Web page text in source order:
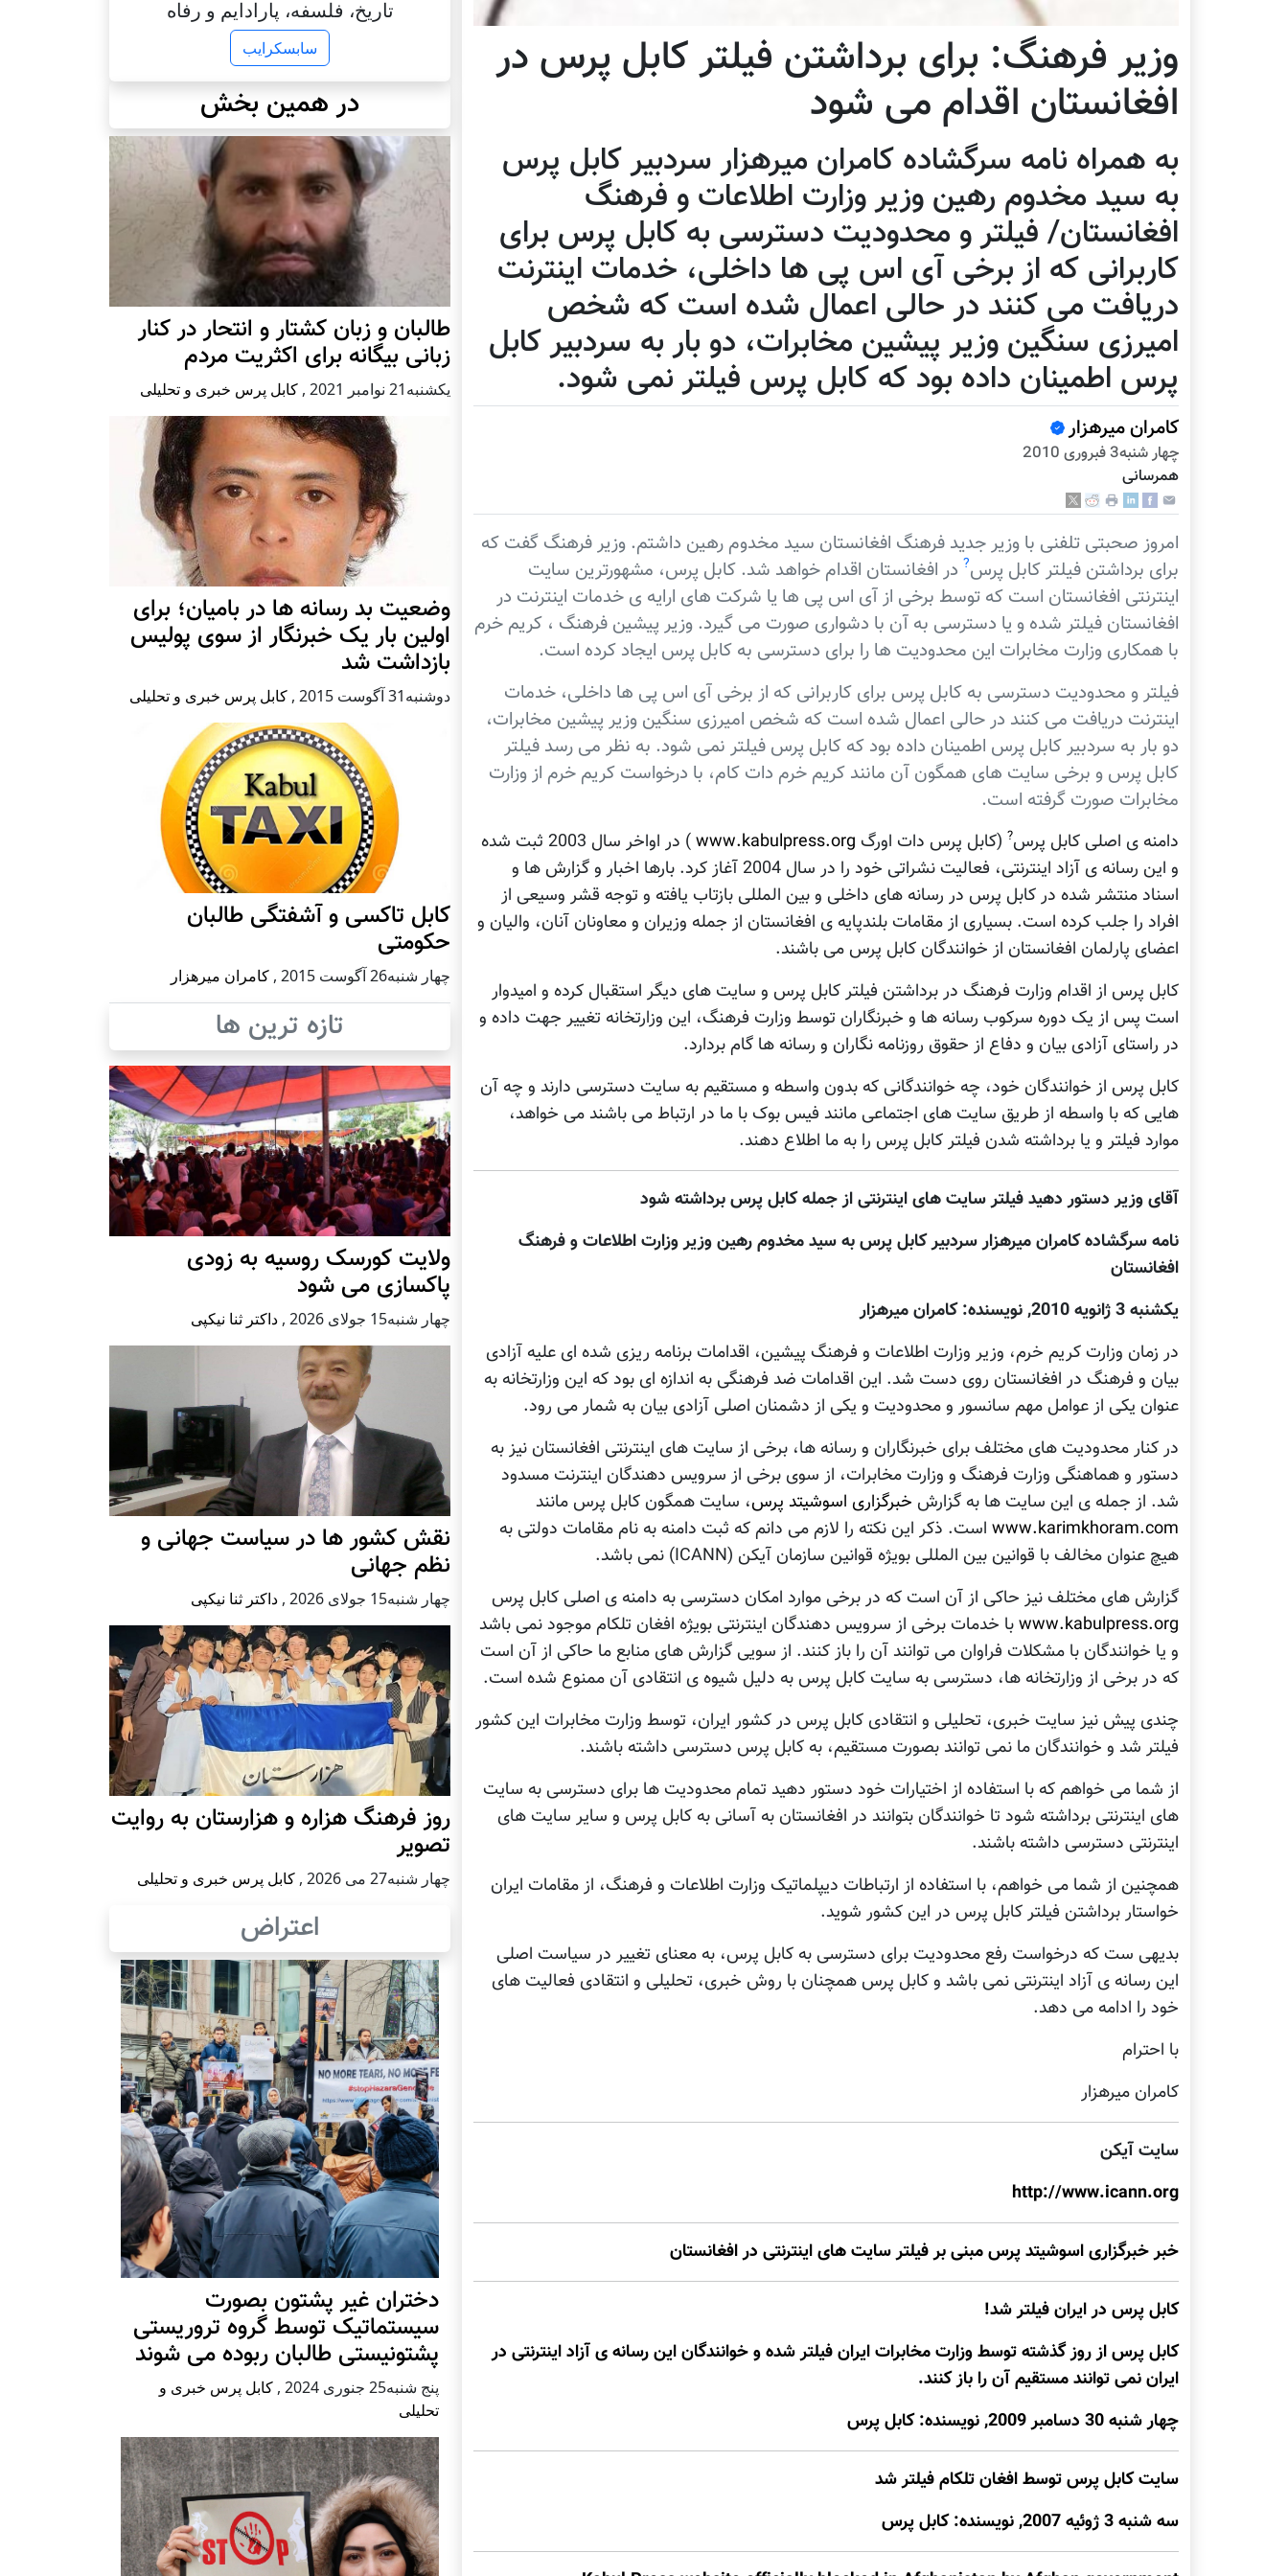
وزیر فرهنگ: برای برداشتن فیلتر کابل پرس در
افغانستان اقدام می شود
به همراه نامه سرگشاده کامران میرهزار سردبیر کابل پرس
به سید مخدوم رهین وزیر وزارت اطلاعات و فرهنگ
افغانستان/ فیلتر و محدودیت دسترسی به کابل پرس برای
کاربرانی که از برخی آی اس پی ها داخلی، خدمات اينترنت
دريافت می کنند در حالی اعمال شده است که شخص
امیرزی سنگین وزیر پيشین مخابرات، دو بار به سردبیر کابل
پرس اطمینان داده بود که کابل پرس فیلتر نمی شود.
کامران میرهزار
چهار شنبه3 فبروری 2010
همرسانی
امروز صحبتی تلفنی با وزیر جدید فرهنگ افغانستان سید مخدوم رهین داشتم. وزیر فرهنگ گفت که
برای برداشتن فیلتر کابل پرس? در افغانستان اقدام خواهد شد. کابل پرس، مشهورترین سایت
اينترنتی افغانستان است که توسط برخی از آی اس پی ها يا شرکت های ارایه ی خدمات اينترنت در
افغانستان فيلتر شده و یا دسترسی به آن با دشواری صورت می گیرد. وزیر پیشین فرهنگ ، کریم خرم
با همکاری وزارت مخابرات این محدودیت ها را برای دسترسی به کابل پرس ایجاد کرده است.
فیلتر و محدودیت دسترسی به کابل پرس برای کاربرانی که از برخی آی اس پی ها داخلی، خدمات
اينترنت دريافت می کنند در حالی اعمال شده است که شخص امیرزی سنگین وزیر پيشین مخابرات،
دو بار به سردبیر کابل پرس اطمینان داده بود که کابل پرس فیلتر نمی شود. به نظر می رسد فيلتر
کابل پرس و برخی سایت های همگون آن مانند کريم خرم دات کام، با درخواست کریم خرم از وزارت
مخابرات صورت گرفته است.
دامنه ی اصلی کابل پرس? (کابل پرس دات اورگ www.kabulpress.org
) در اواخر سال 2003 ثبت شده
و این رسانه ی آزاد اينترنتی، فعالیت نشراتی خود را در سال 2004 آغاز کرد. بارها اخبار و گزارش ها و
اسناد منتشر شده در کابل پرس در رسانه های داخلی و بين المللی بازتاب يافته و توجه قشر وسیعی از
افراد را جلب کرده است. بسیاری از مقامات بلندپایه ی افغانستان از جمله وزيران و معاونان آنان، والیان و
اعضای پارلمان افغانستان از خوانندگان کابل پرس می باشند.
کابل پرس از اقدام وزارت فرهنگ در برداشتن فیلتر کابل پرس و سایت های ديگر استقبال کرده و اميدوار
است پس از يک دوره سرکوب رسانه ها و خبرنگاران توسط وزارت فرهنگ، اين وزارتخانه تغییر جهت داده و
در راستای آزادی بیان و دفاع از حقوق روزنامه نگاران و رسانه ها گام بردارد.
کابل پرس از خوانندگان خود، چه خوانندگانی که بدون واسطه و مستقیم به سایت دسترسی دارند و چه آن
هایی که با واسطه از طریق سایت های اجتماعی مانند فيس بوک با ما در ارتباط می باشند می خواهد،
موارد فيلتر و يا برداشته شدن فيلتر کابل پرس را به ما اطلاع دهند.
آقای وزیر دستور دهید فیلتر سایت های اینترنتی از جمله کابل پرس برداشته شود
نامه سرگشاده کامران میرهزار سردبیر کابل پرس به سید مخدوم رهین وزیر وزارت اطلاعات و فرهنگ
افغانستان
يكشنبه 3 ژانويه 2010, نويسنده: کامران میرهزار
در زمان وزارت کریم خرم، وزیر وزارت اطلاعات و فرهنگ پيشین، اقدامات برنامه ریزی شده ای علیه آزادی
بیان و فرهنگ در افغانستان روی دست شد. اين اقدامات ضد فرهنگی به اندازه ای بود که اين وزارتخانه به
عنوان يکی از عوامل مهم سانسور و محدوديت و يکی از دشمنان اصلی آزادی بیان به شمار می رود.
در کنار محدودیت های مختلف برای خبرنگاران و رسانه ها، برخی از سایت های اينترنتی افغانستان نيز به
دستور و هماهنگی وزارت فرهنگ و وزارت مخابرات، از سوی برخی از سرويس دهندگان اينترنت مسدود
شد. از جمله ی اين سایت ها به گزارش خبرگزاری اسوشیتد پرس، سایت همگون کابل پرس مانند
www.karimkhoram.com است. ذکر اين نکته را لازم می دانم که ثبت دامنه به نام مقامات دولتی به
هيچ عنوان مخالف با قوانین بین المللی بويژه قوانين سازمان آيکن (ICANN) نمی باشد.
گزارش های مختلف نيز حاکی از آن است که در برخی موارد امکان دسترسی به دامنه ی اصلی کابل پرس
www.kabulpress.orgبا خدمات برخی از سرویس دهندگان اينترنتی بويژه افغان تلکام موجود نمی باشد
و يا خوانندگان با مشکلات فراوان می توانند آن را باز کنند. از سویی گزارش های منابع ما حاکی از آن است
که در برخی از وزارتخانه ها، دسترسی به سایت کابل پرس به دليل شیوه ی انتقادی آن ممنوع شده است.
چندی پيش نيز سایت خبری، تحلیلی و انتقادی کابل پرس در کشور ایران، توسط وزارت مخابرات اين کشور
فيلتر شد و خوانندگان ما نمی توانند بصورت مستقیم، به کابل پرس دسترسی داشته باشند.
از شما می خواهم که با استفاده از اختیارات خود دستور دهيد تمام محدودیت ها برای دسترسی به سایت
های اينترنتی برداشته شود تا خوانندگان بتوانند در افغانستان به آسانی به کابل پرس و سایر سایت های
اينترنتی دسترسی داشته باشند.
همچنين از شما می خواهم، با استفاده از ارتباطات ديپلماتيک وزارت اطلاعات و فرهنگ، از مقامات ايران
خواستار برداشتن فيلتر کابل پرس در اين کشور شوید.
بدیهی ست که درخواست رفع محدوديت برای دسترسی به کابل پرس، به معنای تغيير در سیاست اصلی
اين رسانه ی آزاد اينترنتی نمی باشد و کابل پرس همچنان با روش خبری، تحليلی و انتقادی فعالیت های
خود را ادامه می دهد.
با احترام
کامران میرهزار
سایت آيکن
http://www.icann.org
خبر خبرگزاری اسوشیتد پرس مبنی بر فیلتر سایت های اينترنتی در افغانستان
کابل پرس در ایران فیلتر شد!
کابل پرس از روز گذشته توسط وزارت مخابرات ايران فيلتر شده و خوانندگان اين رسانه ی آزاد اينترنتی در
ایران نمی توانند مستقیم آن را باز کنند.
چهار شنبه 30 دسامبر 2009, نويسنده: کابل پرس
سايت کابل پرس توسط افغان تلکام فيلتر شد
سه شنبه 3 ژوئيه 2007, نويسنده: کابل پرس
تاریخ، فلسفه، پارادایم و رفاه
سابسکرایب
در همین بخش
طالبان و زبان کشتار و انتحار در کنار
زبانی بیگانه برای اکثریت مردم
يكشنبه21 نوامبر 2021 , کابل پرس خبری و تحلیلی
وضعیت بد رسانه ها در بامیان؛ برای
اولین بار یک خبرنگار از سوی پولیس
بازداشت شد
دوشنبه31 آگوست 2015 , کابل پرس خبری و تحلیلی
کابل تاکسی و آشفتگی طالبان
حکومتی
چهار شنبه26 آگوست 2015 , کامران میرهزار
تازه ترین ها
ولایت کورسک روسیه به زودی
پاکسازی می شود
چهار شنبه15 جولای 2026 , داکتر ثنا نیکپی
نقش کشور ها در سیاست جهانی و
نظم جهانی
چهار شنبه15 جولای 2026 , داکتر ثنا نیکپی
روز فرهنگ هزاره و هزارستان به روایت
تصویر
چهار شنبه27 می 2026 , کابل پرس خبری و تحلیلی
اعتراض
دختران غیر پشتون بصورت
سیستماتیک توسط گروه تروریستی
پشتونیستی طالبان ربوده می شوند
پنج شنبه25 جنوری 2024 , کابل پرس خبری و
تحلیلی